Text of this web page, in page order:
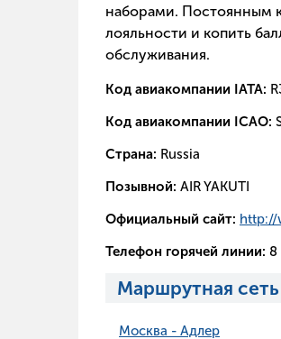
наборами. Постоянным
лояльности и копить
обслуживания.
Код авиакомпании IATA:
Код авиакомпании ICAO:
Страна: Russia
Позывной: AIR YAKUTI
Официальный сайт: http://
Телефон горячей линии: 8
Маршрутная
Москва - Адлер